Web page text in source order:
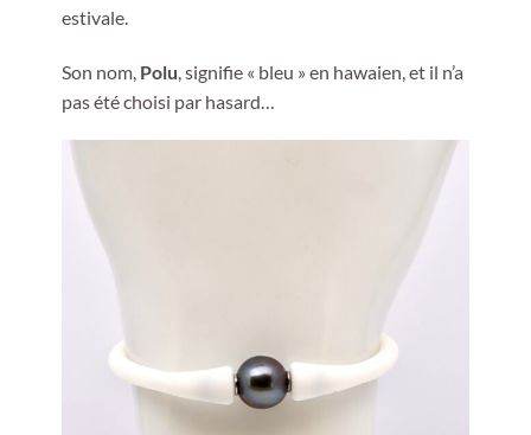
estivale.
Son nom, Polu , signifie « bleu » en hawaien, et il n’a
pas été choisi par hasard…